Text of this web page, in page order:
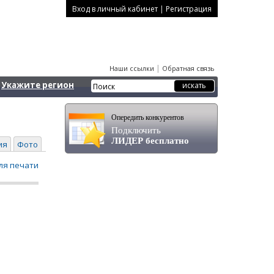
Вход в личный кабинет | Регистрация
Наши ссылки | Обратная связь
Укажите регион
Фото
печати
Опередить конкурентов
Подключить
ЛИДЕР бесплатно